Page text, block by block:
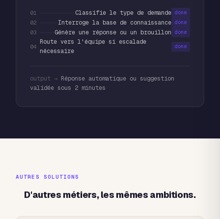
01 Classifie le type de demande done
02 Interroge la base de connaissance done
03 Génère une réponse ou un brouillon done
04
Route vers l'équipe si escalade
nécessaire
done
output → Réponse automatique ou suggestion
validée sous 2 minutes
AUTRES SOLUTIONS
D'autres métiers, les mêmes ambitions.